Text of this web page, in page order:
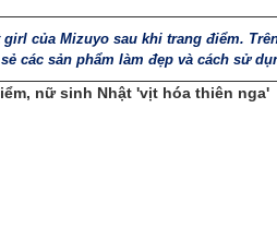
của Mizuyo sau khi trang điểm.
các sản phẩm làm đẹp và cách sử